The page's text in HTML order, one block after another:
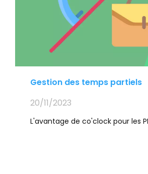
Gestion des temps partiels
20/11/2023
L'avantage de co'clock pour les